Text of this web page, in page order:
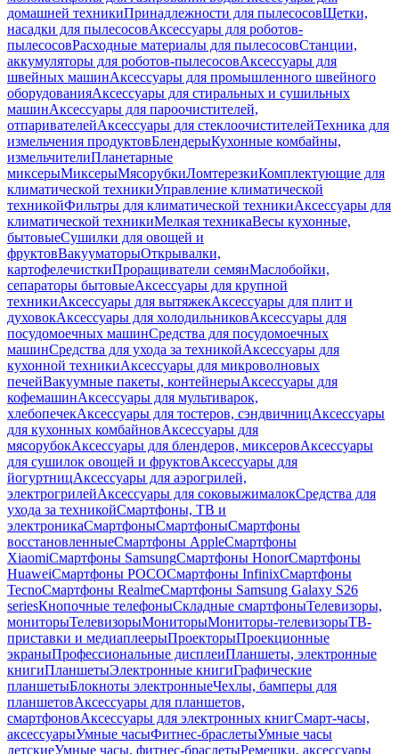
домашней техникиПринадлежности для пылесосовЩетки,
насадки для пылесосовАксессуары для роботов-
пылесосовРасходные материалы для пылесосовСтанции,
аккумуляторы для роботов-пылесосовАксессуары для
швейных машинАксессуары для промышленного швейного
оборудованияАксессуары для стиральных и сушильных
машинАксессуары для пароочистителей,
отпаривателейАксессуары для стеклоочистителейТехника для
измельчения продуктовБлендерыКухонные комбайны,
измельчителиПланетарные
миксерыМиксерыМясорубкиЛомтерезкиКомплектующие для
климатической техникиУправление климатической
техникойФильтры для климатической техникиАксессуары для
климатической техникиМелкая техникаВесы кухонные,
бытовыеСушилки для овощей и
фруктовВакууматорыОткрывалки,
картофелечисткиПроращиватели семянМаслобойки,
сепараторы бытовыеАксессуары для крупной
техникиАксессуары для вытяжекАксессуары для плит и
духовокАксессуары для холодильниковАксессуары для
посудомоечных машинСредства для посудомоечных
машинСредства для ухода за техникойАксессуары для
кухонной техникиАксессуары для микроволновых
печейВакуумные пакеты, контейнерыАксессуары для
кофемашинАксессуары для мультиварок,
хлебопечекАксессуары для тостеров, сэндвичницАксессуары
для кухонных комбайновАксессуары для
мясорубокАксессуары для блендеров, миксеровАксессуары
для сушилок овощей и фруктовАксессуары для
йогуртницАксессуары для аэрогрилей,
электрогрилейАксессуары для соковыжималокСредства для
ухода за техникойСмартфоны, ТВ и
электроникаСмартфоныСмартфоныСмартфоны
восстановленныеСмартфоны AppleСмартфоны
XiaomiСмартфоны SamsungСмартфоны HonorСмартфоны
HuaweiСмартфоны POCOСмартфоны InfinixСмартфоны
TecnoСмартфоны RealmeСмартфоны Samsung Galaxy S26
seriesКнопочные телефоныСкладные смартфоныТелевизоры,
мониторыТелевизорыМониторыМониторы-телевизорыТВ-
приставки и медиаплеерыПроекторыПроекционные
экраныПрофессиональные дисплеиПланшеты, электронные
книгиПланшетыЭлектронные книгиГрафические
планшетыБлокноты электронныеЧехлы, бамперы для
планшетовАксессуары для планшетов,
смартфоновАксессуары для электронных книгСмарт-часы,
аксессуарыУмные часыФитнес-браслетыУмные часы
детскиеУмные часы, фитнес-браслетыРемешки, аксессуары